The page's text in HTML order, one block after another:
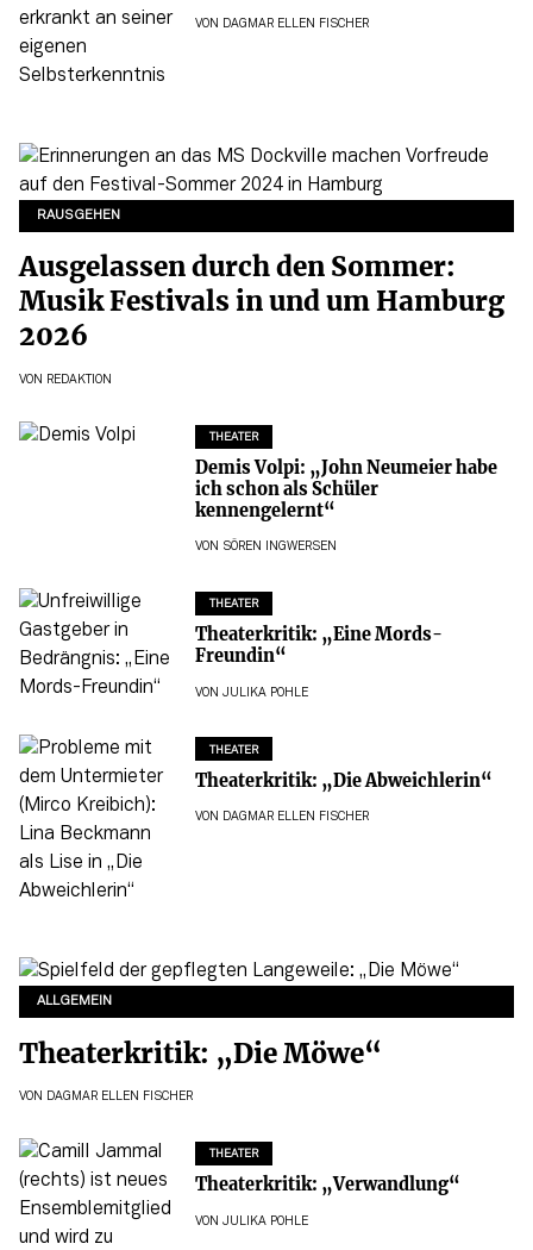
VON DAGMAR ELLEN FISCHER
RAUSGEHEN
Ausgelassen durch den Sommer:
Musik Festivals in und um Hamburg
2026
VON REDAKTION
THEATER
Demis Volpi: „John Neumeier habe
ich schon als Schüler
kennengelernt“
VON SÖREN INGWERSEN
THEATER
Theaterkritik: „Eine Mords-
Freundin“
VON JULIKA POHLE
THEATER
Theaterkritik: „Die Abweichlerin“
VON DAGMAR ELLEN FISCHER
ALLGEMEIN
Theaterkritik: „Die Möwe“
VON DAGMAR ELLEN FISCHER
THEATER
Theaterkritik: „Verwandlung“
VON JULIKA POHLE